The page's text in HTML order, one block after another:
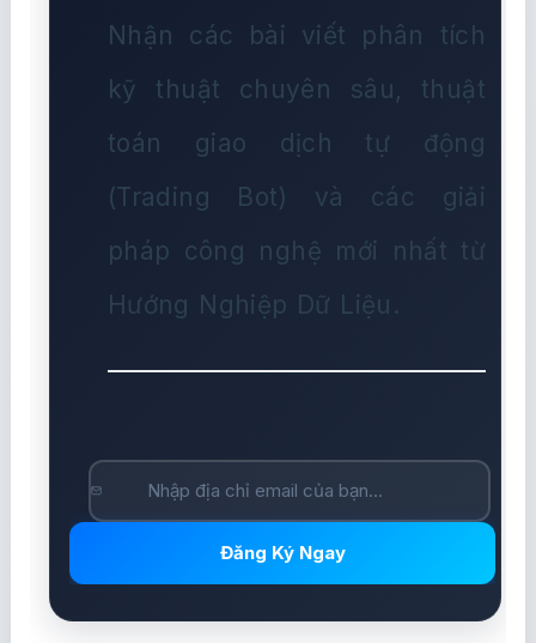
Nhận các bài viết phân tích
kỹ thuật chuyên sâu, thuật
toán giao dịch tự động
(Trading Bot) và các giải
pháp công nghệ mới nhất từ
Hướng Nghiệp Dữ Liệu.
Đăng Ký Ngay